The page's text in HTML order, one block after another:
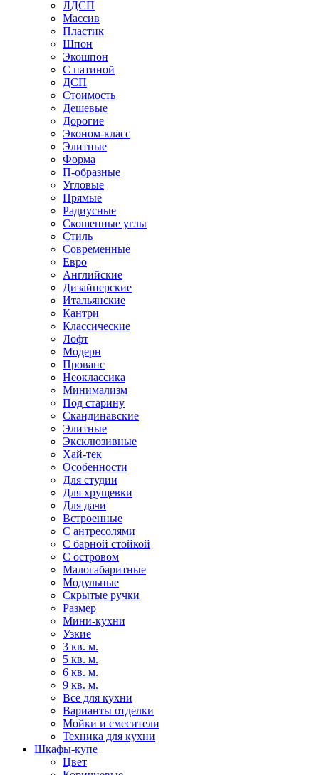
ЛДСП
Массив
Пластик
Шпон
Экошпон
С патиной
ДСП
Стоимость
Дешевые
Дорогие
Эконом-класс
Элитные
Форма
П-образные
Угловые
Прямые
Радиусные
Скошенные углы
Стиль
Современные
Евро
Английские
Дизайнерские
Итальянские
Кантри
Классические
Лофт
Модерн
Прованс
Неоклассика
Минимализм
Под старину
Скандинавские
Элитные
Эксклюзивные
Хай-тек
Особенности
Для студии
Для хрущевки
Для дачи
Встроенные
С антресолями
С барной стойкой
С островом
Малогабаритные
Модульные
Скрытые ручки
Размер
Мини-кухни
Узкие
3 кв. м.
5 кв. м.
6 кв. м.
9 кв. м.
Все для кухни
Варианты отделки
Мойки и смесители
Техника для кухни
Шкафы-купе
Цвет